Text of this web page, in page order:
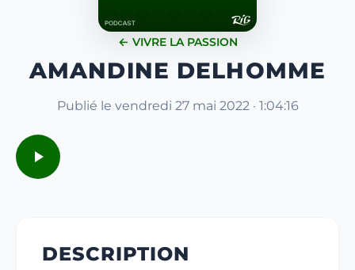
← VIVRE LA PASSION
AMANDINE DELHOMME
Publié le vendredi 27 mai 2022 · 1:04:16
DESCRIPTION